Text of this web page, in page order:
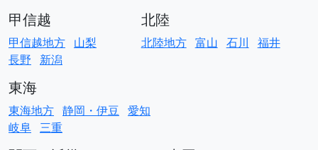
甲信越
甲信越地方 山梨
長野
新潟
北陸
北陸地方 富山 石川 福井
東海
東海地方 静岡・伊豆 愛知
岐阜 三重